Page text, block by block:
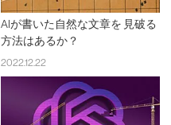
AIが書いた自然な文章を 見破る
方法はあるか？
2022.12.22